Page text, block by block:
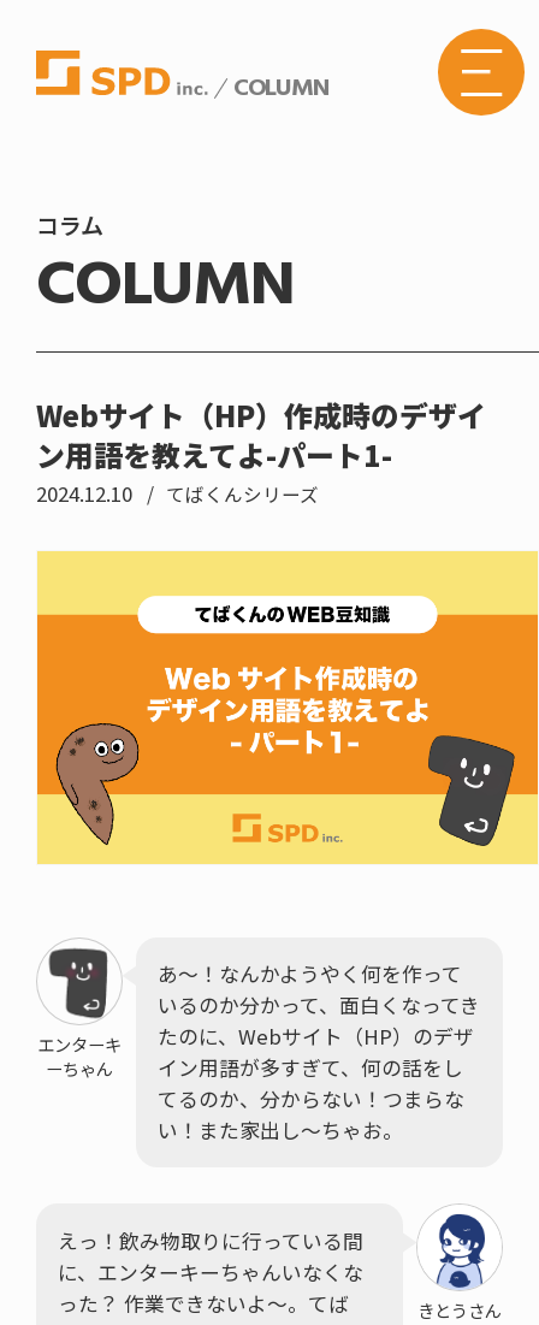
COLUMN
コラム
COLUMN
Webサイト（HP）作成時のデザイ
ン用語を教えてよ-パート1-
2024.12.10 てばくんシリーズ
エンターキ
ーちゃん
あ～！なんかようやく何を作って
いるのか分かって、面白くなってき
たのに、Webサイト（HP）のデザ
イン用語が多すぎて、何の話をし
てるのか、分からない！つまらな
い！また家出し～ちゃお。
えっ！飲み物取りに行っている間
に、エンターキーちゃんいなくな
った？ 作業できないよ〜。てば
きとうさん